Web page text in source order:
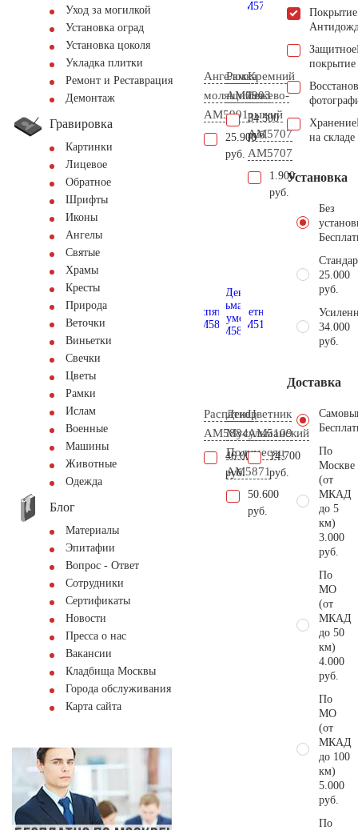
Уход за могилкой
Установка оград
Установка цоколя
Укладка плитки
Ремонт и Реставрация
Демонтаж
Гравировка
Картинки
Лицевое
Обратное
Шрифты
Иконы
Ангелы
Святые
Храмы
Кресты
Природа
Веточки
Виньетки
Свечки
Цветы
Рамки
Ислам
Военные
Машины
Животные
Одежда
Блог
Материалы
Эпитафии
Вопрос - Ответ
Сотрудники
Сертификаты
Новости
Пресса о нас
Вакансии
Кладбища Москвы
Города обслуживания
Карта сайта
Ангелок
молящийся
AM5991
25.900
руб.
Рамка
AM0903
34.500
руб.
Кремний
бежево-
рыжий
АМ5707
AM5707
1.900
руб.
Распятие
AM5884
46.000
руб.
Декор
Мусульманский
Полумесяц
AM5871
50.600
руб.
Цветник
AM5109
14.700
руб.
Покрытие
Защитное
покрытие
Хранение
на складе
Установка
Без
25.000
руб.
34.000
руб.
Доставка
По
Москве
(от
МКАД
до 5
км)
3.000
руб.
По
МО
(от
МКАД
до 50
км)
4.000
руб.
По
МО
(от
МКАД
до 100
км)
5.000
руб.
По